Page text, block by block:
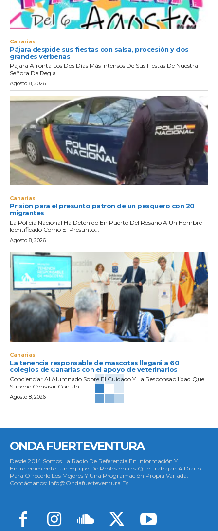
Canarias
Pájara despide sus fiestas con salsa, procesión y dos
grandes verbenas
Pájara Afronta Los Dos Días Más Intensos De Sus Fiestas De Nuestra
Señora De Regla...
Agosto 8, 2026
Canarias
Prisión para el presunto patrón de un pesquero con 20
migrantes
La Policía Nacional Ha Detenido En Puerto Del Rosario A Un Hombre
Identificado Como El Presunto...
Agosto 8, 2026
Canarias
La tenencia responsable de mascotas llegará a 60
colegios de Canarias con el apoyo de veterinarios
Concienciar Al Alumnado Sobre El Cuidado Y La Responsabilidad Que
Supone Convivir Con Un...
Agosto 8, 2026
ONDA FUERTEVENTURA
Desde 2014 Somos La Radio De Referencia En Información Y
Entretenimiento. Un Equipo De Profesionales Que Trabajan A Diario
Para Ofrecerle Los Mejores Y Una Programación Propia Variada.
Contáctanos: Info@ondafuerteventura.es